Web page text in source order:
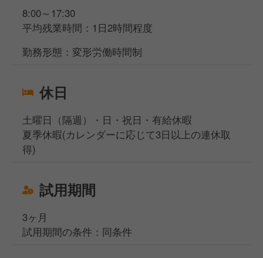
8:00～17:30
平均残業時間：1日2時間程度
勤務形態：変形労働時間制
休日
土曜日（隔週）・日・祝日・有給休暇
夏季休暇(カレンダーに応じて3日以上の連休取
得)
試用期間
3ヶ月
試用期間の条件：同条件